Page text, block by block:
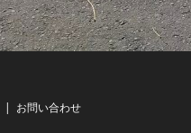
お問い合わせ